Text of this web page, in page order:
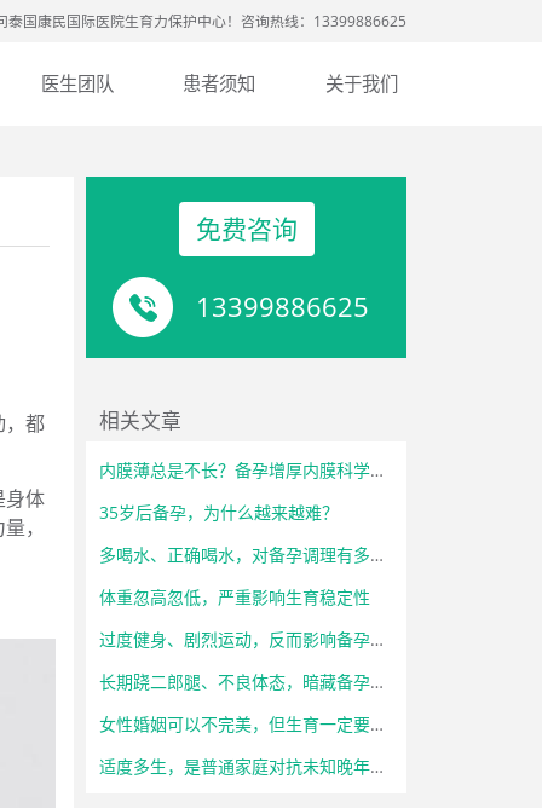
泰国康民国际医院生育力保护中心！咨询热线：13399886625
医生团队 患者须知 关于我们
，都
身体
，
免费咨询
13399886625
相关文章
内膜薄总是不长？备孕增厚内膜科学调理方法
35岁后备孕，为什么越来越难？
多喝水、正确喝水，对备孕调理有多重要？
体重忽高忽低，严重影响生育稳定性
过度健身、剧烈运动，反而影响备孕状态
长期跷二郎腿、不良体态，暗藏备孕隐患
女性婚姻可以不完美，但生育一定要自主
适度多生，是普通家庭对抗未知晚年风险的底气